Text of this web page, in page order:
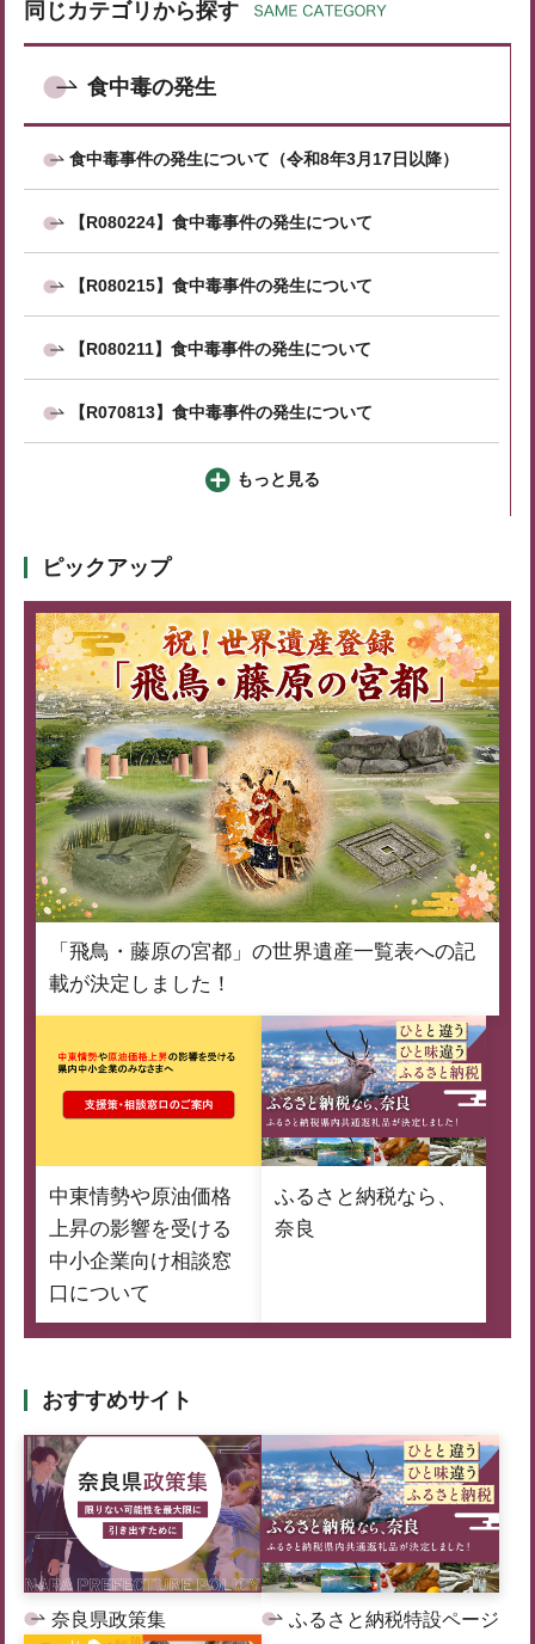
同じカテゴリから探す
食中毒の発生
食中毒事件の発生について（令和8年3月17日以降）
【R080224】食中毒事件の発生について
【R080215】食中毒事件の発生について
【R080211】食中毒事件の発生について
【R070813】食中毒事件の発生について
もっと見る
ピックアップ
「飛鳥・藤原の宮都」の世界遺産一覧表への記
載が決定しました！
中東情勢や原油価格
上昇の影響を受ける
中小企業向け相談窓
口について
ふるさと納税なら、
奈良
おすすめサイト
奈良県政策集 ふるさと納税特設ページ